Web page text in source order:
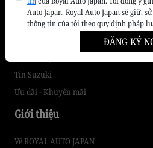
Cẩm nang chăm sóc xe
Tin Suzuki
Ưu đãi - Khuyến mãi
Giới thiệu
Về ROYAL AUTO JAPAN
Auto Japan. Royal Auto Japan sẽ giữ,
thông tin của tôi theo quy định pháp
ĐĂNG KÝ